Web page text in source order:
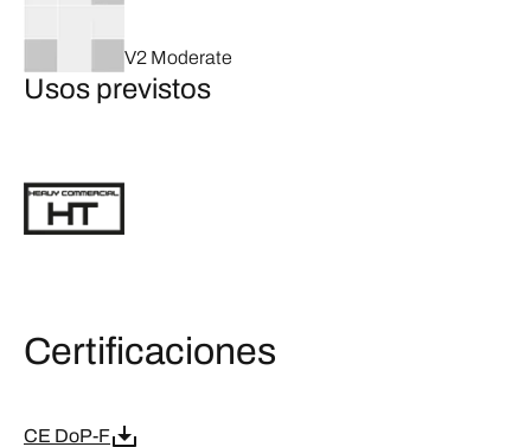
V2 Moderate
Usos previstos
Certificaciones
CE DoP-F